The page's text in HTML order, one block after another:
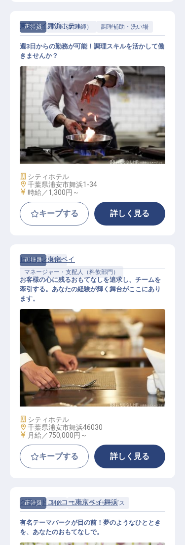
正社員 調理（調理師） 調理補助・洗い場
洋食調理・調理補助スタッフ
東京ベイ舞浜ホテル
週3日からの勤務が可能！調理スキルを活かして働
きませんか？
施設業態
シティホテル
勤務地
千葉県浦安市舞浜1-34
給与
時給／1,300円～
キープする 詳しく見る
正社員
料飲
マネージャー・支配人（料飲部門）
料理飲料部 部長（F&B Manager）
ヒルトン東京ベイ
お客様の心に残るおもてなしを追求し、チームを
牽引する。あなたの経験が輝く舞台がここにあり
ます。
施設業態
シティホテル
勤務地
千葉県浦安市舞浜46030
給与
月給／750,000円～
キープする 詳しく見る
正社員 料飲 レストランサービス
グランドニッコー東京ベイ 舞浜
有名テーマパークが目の前！夢のようなひととき
を、あなたのおもてなしで。